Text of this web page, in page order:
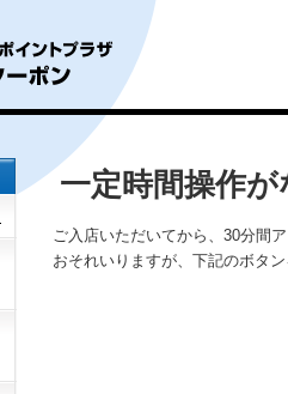
一定時間操作
ご入店いただいてから、30分間
おそれいりますが、下記のボタ